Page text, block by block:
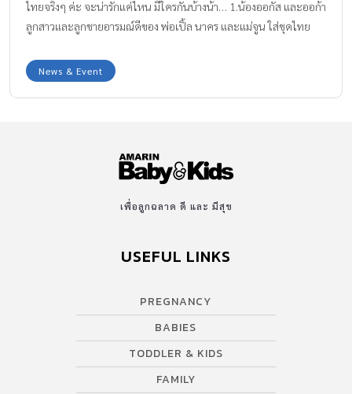
ไทยจริงๆ ค่ะ จะน่ารักแค่ไหน มีใครกันบ้างน้า… 1.น้องออกัส และออก้า
ลูกสาวและลูกชายอารมณ์ดีของ พ่อเปิ้ล นาคร และแม่จูน ใส่ชุดไทย
ฉัตรบริรักษ์ ก็ใส่ชุดไทยไปร่วมกิจกรรมที่โรงเรียน แถมรำวงโชว์อีกด้วย
ไม่ธรรมดาเลยนะน้องวันใหม่ CR : IG momomama1234 3.น้องฌานา
กระทงพี่ๆได้ค่ะ CR : IG pondyentafo 5.น้องภูดิศ สะกิดใจ ลูกชาย
ของพ่อป๋อและแม่เอ๋ ก็น่ารักไม่แพ้กัน หล่อเลยก็ว่าได้ CR : IG
News & Event
เพื่อลูกฉลาด ดี และ มีสุข
USEFUL LINKS
PREGNANCY
BABIES
TODDLER & KIDS
FAMILY